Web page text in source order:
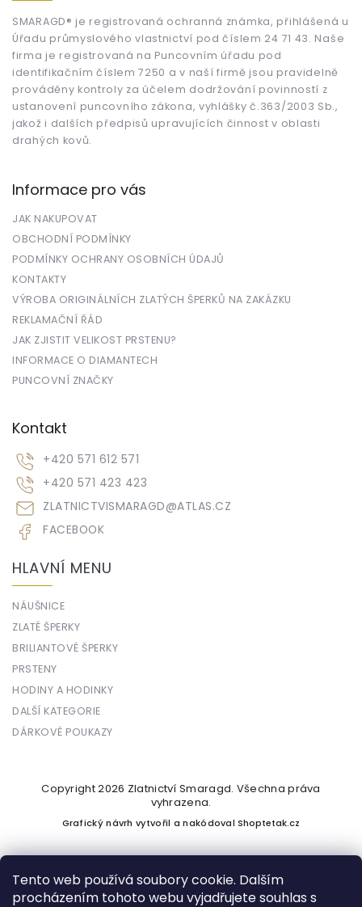
Tento web používá soubory cookie. Dalším
procházením tohoto webu vyjadřujete souhlas s
SMARAGD® je registrovaná ochranná známka, přihlášená u
Úřadu průmyslového vlastnictví pod číslem 24 71 43. Naše
firma je registrovaná na Puncovním úřadu pod
identifikačním číslem 7250 a v naší firmě jsou pravidelně
prováděny kontroly za účelem dodržování povinností z
ustanovení puncovního zákona, vyhlášky č.363/2003 Sb.,
jakož i dalších předpisů upravujících činnost v oblasti
drahých kovů.
Informace pro vás
JAK NAKUPOVAT
OBCHODNÍ PODMÍNKY
PODMÍNKY OCHRANY OSOBNÍCH ÚDAJŮ
KONTAKTY
VÝROBA ORIGINÁLNÍCH ZLATÝCH ŠPERKŮ NA ZAKÁZKU
REKLAMAČNÍ ŘÁD
JAK ZJISTIT VELIKOST PRSTENU?
INFORMACE O DIAMANTECH
PUNCOVNÍ ZNAČKY
Kontakt
ZLATNICTVISMARAGD@ATLAS.CZ
+420 571 612 571
+420 571 423 423
FACEBOOK
HLAVNÍ MENU
NÁUŠNICE
ZLATÉ ŠPERKY
BRILIANTOVÉ ŠPERKY
PRSTENY
HODINY A HODINKY
DALŠÍ KATEGORIE
DÁRKOVÉ POUKAZY
Copyright 2026 Zlatnictví Smaragd. Všechna práva
vyhrazena.
Grafický návrh vytvořil a nakódovalShoptetak.cz